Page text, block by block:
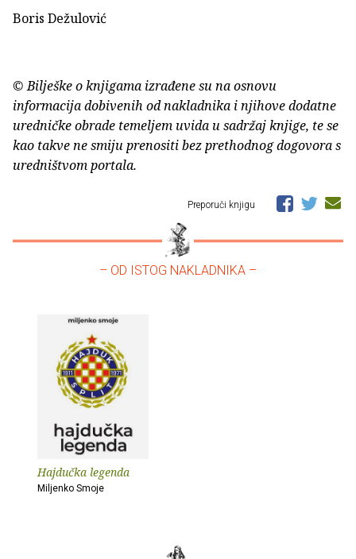
Boris Dežulović
© Bilješke o knjigama izrađene su na osnovu
informacija dobivenih od nakladnika i njihove dodatne
uredničke obrade temeljem uvida u sadržaj knjige, te se
kao takve ne smiju prenositi bez prethodnog dogovora s
uredništvom portala.
Preporuči knjigu
– OD ISTOG NAKLADNIKA –
Hajdučka legenda
Miljenko Smoje